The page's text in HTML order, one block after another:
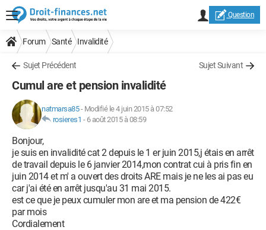
Question
Forum Santé Invalidité
Sujet Précédent Sujet Suivant
Cumul are et pension invalidité
natmarsa85- Modifié le 4 juin 2015 à 07:52
rosieres1 - 6 août 2015 à 08:59
Bonjour,
je suis en invalidité cat 2 depuis le 1 er juin 2015,j étais en arrêt
de travail depuis le 6 janvier 2014,mon contrat cui à pris fin en
juin 2014 et m' a ouvert des droits ARE mais je ne les ai pas eu
car j'ai été en arrêt jusqu'au 31 mai 2015.
est ce que je peux cumuler mon are et ma pension de 422€
par mois
Cordialement